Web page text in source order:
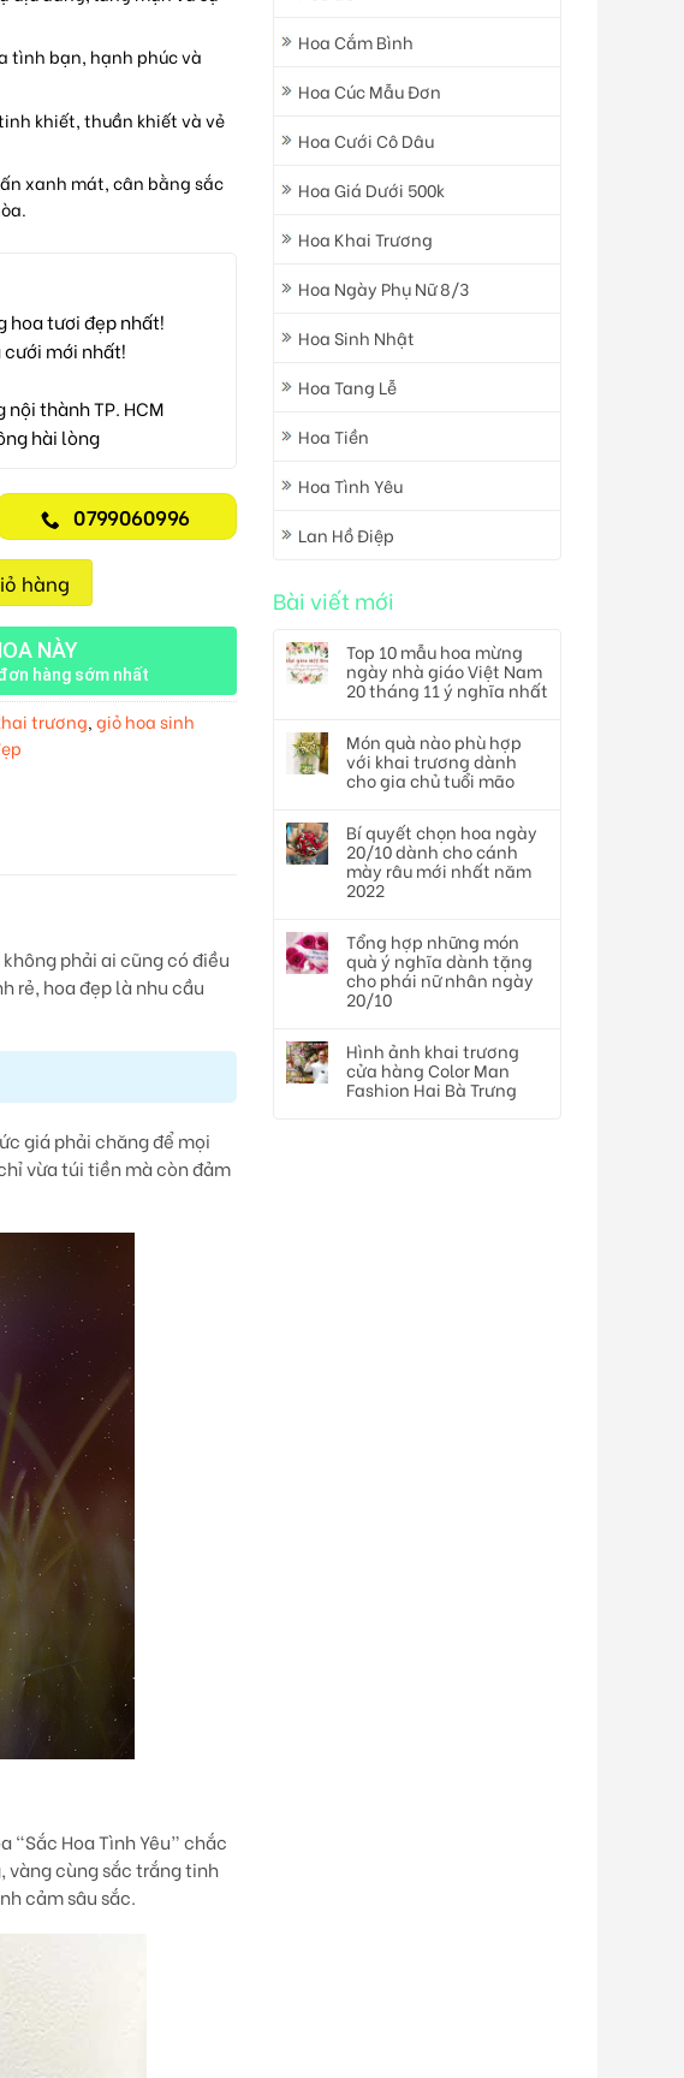
Hoa Cắm Bình
Hoa Cúc Mẫu Đơn
Hoa Cưới Cô Dâu
Hoa Giá Dưới 500k
Hoa Khai Trương
Hoa Ngày Phụ Nữ 8/3
Hoa Sinh Nhật
Hoa Tang Lễ
Hoa Tiền
Hoa Tình Yêu
Lan Hồ Điệp
Bài viết mới
Top 10 mẫu hoa mừng
ngày nhà giáo Việt Nam
20 tháng 11 ý nghĩa nhất
Món quà nào phù hợp
với khai trương dành
cho gia chủ tuổi mão
Bí quyết chọn hoa ngày
20/10 dành cho cánh
mày râu mới nhất năm
2022
Tổng hợp những món
quà ý nghĩa dành tặng
cho phái nữ nhân ngày
20/10
Hình ảnh khai trương
cửa hàng Color Man
Fashion Hai Bà Trưng
tình bạn, hạnh phúc và
khiết, thuần khiết và vẻ
xanh mát, cân bằng sắc
hoa tươi đẹp nhất!
mới nhất!
thành TP. HCM
hài lòng
0799060996
hàng
NÀY
hàng sớm nhất
trương, giỏ hoa sinh
phải ai cũng có điều
rẻ, hoa đẹp là nhu cầu
giá phải chăng để mọi
vừa túi tiền mà còn đảm
“Sắc Hoa Tình Yêu”chắc
vàng cùng sắc trắng tinh
cảm sâu sắc.